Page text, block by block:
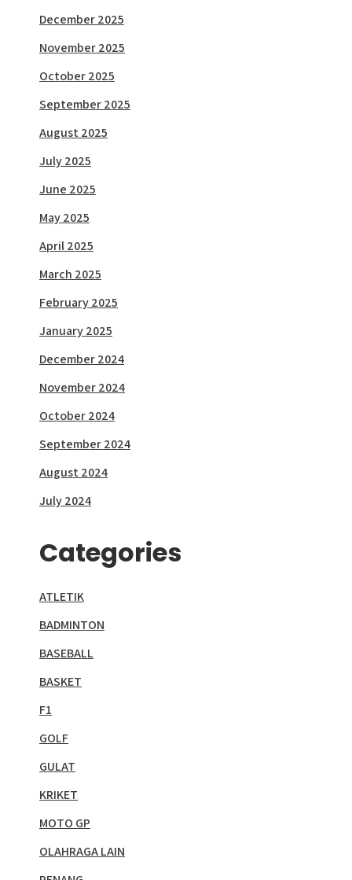
December 2025
November 2025
October 2025
September 2025
August 2025
July 2025
June 2025
May 2025
April 2025
March 2025
February 2025
January 2025
December 2024
November 2024
October 2024
September 2024
August 2024
July 2024
Categories
ATLETIK
BADMINTON
BASEBALL
BASKET
F1
GOLF
GULAT
KRIKET
MOTO GP
OLAHRAGA LAIN